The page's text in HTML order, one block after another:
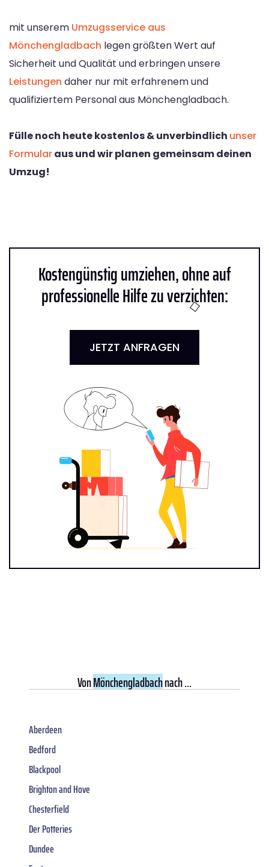
mit unserem Umzugsservice aus
Mönchengladbach legen größten Wert auf
Sicherheit und Qualität und erbringen unsere
Leistungen daher nur mit erfahrenem und
qualifiziertem Personal aus Mönchengladbach.
Fülle noch heute kostenlos & unverbindlich unser
Formularaus und wir planen gemeinsam deinen
Umzug!
Kostengünstig umziehen, ohne auf
professionelle Hilfe zu verzichten:
JETZT ANFRAGEN
VonMönchengladbachnach ...
Aberdeen
Bedford
Blackpool
Brighton and Hove
Chesterfield
Der Potteries
Dundee